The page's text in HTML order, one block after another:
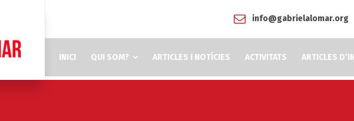
info@gabrielalomar.org
INICI QUI SOM? ARTICLES I NOTÍCIES ACTIVITATS ARTICLES